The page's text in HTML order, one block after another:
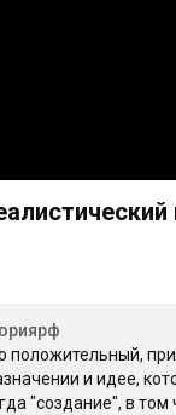
положительный,
и идее,
"создание", в